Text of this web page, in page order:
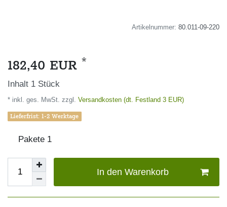
Artikelnummer: 80.011-09-220
182,40 EUR *
Inhalt 1 Stück
* inkl. ges. MwSt. zzgl. Versandkosten (dt. Festland 3 EUR)
Lieferfrist: 1-2 Werktage
Pakete 1
In den Warenkorb